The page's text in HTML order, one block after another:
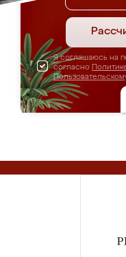
Я соглашаюсь на
согласно